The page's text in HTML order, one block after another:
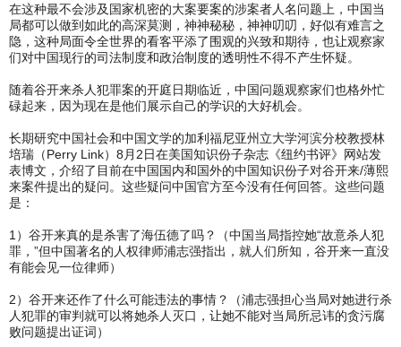
在这种最不会涉及国家机密的大案要案的涉案者人名问题上，中国当
局都可以做到如此的高深莫测，神神秘秘，神神叨叨，好似有难言之
隐，这种局面令全世界的看客平添了围观的兴致和期待，也让观察家
们对中国现行的司法制度和政治制度的透明性不得不产生怀疑。
随着谷开来杀人犯罪案的开庭日期临近，中国问题观察家们也格外忙
碌起来，因为现在是他们展示自己的学识的大好机会。
长期研究中国社会和中国文学的加利福尼亚州立大学河滨分校教授林
培瑞（Perry Link）8月2日在美国知识份子杂志《纽约书评》网站发
表博文，介绍了目前在中国国内和国外的中国知识份子对谷开来/薄熙
来案件提出的疑问。这些疑问中国官方至今没有任何回答。这些问题
是：
1）谷开来真的是杀害了海伍德了吗？（中国当局指控她“故意杀人犯
罪，”但中国著名的人权律师浦志强指出，就人们所知，谷开来一直没
有能会见一位律师）
2）谷开来还作了什么可能违法的事情？（浦志强担心当局对她进行杀
人犯罪的审判就可以将她杀人灭口，让她不能对当局所忌讳的贪污腐
败问题提出证词）